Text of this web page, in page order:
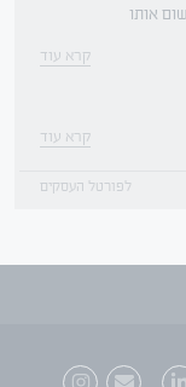
אותו
קרא עוד
קרא עוד
לפורטל העסקים